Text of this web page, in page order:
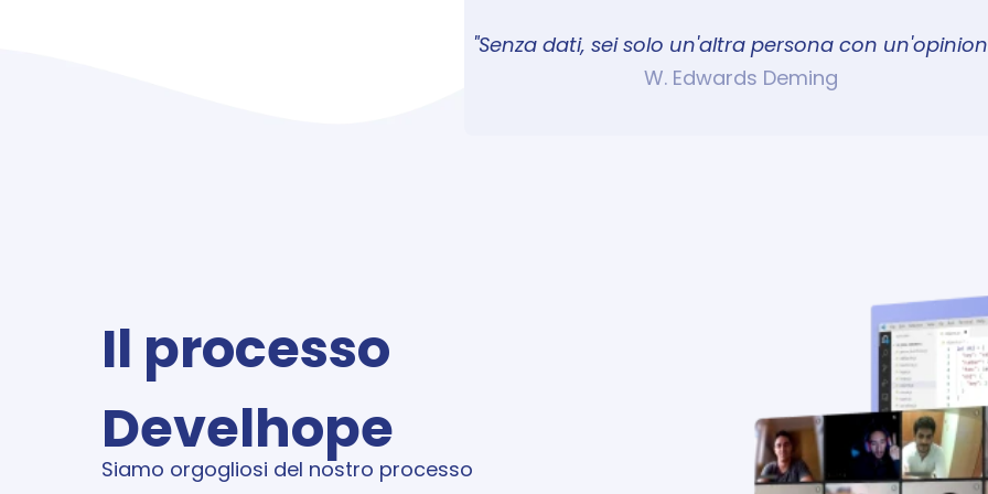
"Senza dati, sei solo un'altra persona con
W. Edwards Deming
Il processo
Develhope
Siamo orgogliosi del nostro processo